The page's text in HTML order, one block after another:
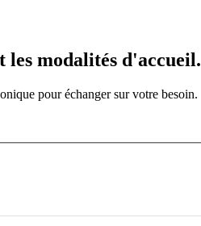
les modalités d'accueil.
pour échanger sur votre besoin.